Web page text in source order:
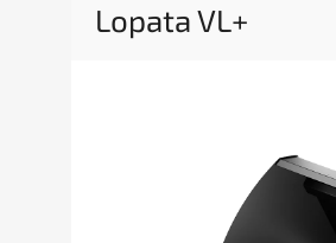
Lopata VL+